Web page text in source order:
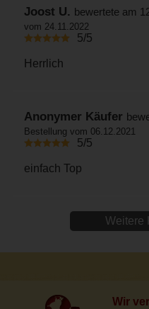
Joost U. bewertete am
vom 24.11.2022
5/5
Herrlich
Anonymer Käufer
Bestellung vom 06.12.2021
5/5
einfach Top
Weitere
Wir